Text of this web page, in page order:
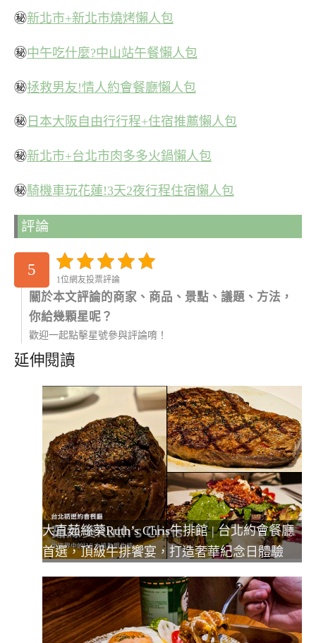
㊙新北市+新北市燒烤懶人包
㊙中午吃什麼?中山站午餐懶人包
㊙拯救男友!情人約會餐廳懶人包
㊙ 日本大阪自由行行程+住宿推薦懶人包
㊙新北市+台北市肉多多火鍋懶人包
㊙騎機車玩花蓮!3天2夜行程住宿懶人包
評論
5
1位網友投票評論
關於本文評論的商家、商品、景點、議題、方法，
你給幾顆星呢？
歡迎一起點擊星號參與評論唷！
延伸閱讀
大直茹絲葵Ruth’s Chris牛排館 | 台北約會餐廳
首選，頂級牛排饗宴，打造奢華紀念日體驗